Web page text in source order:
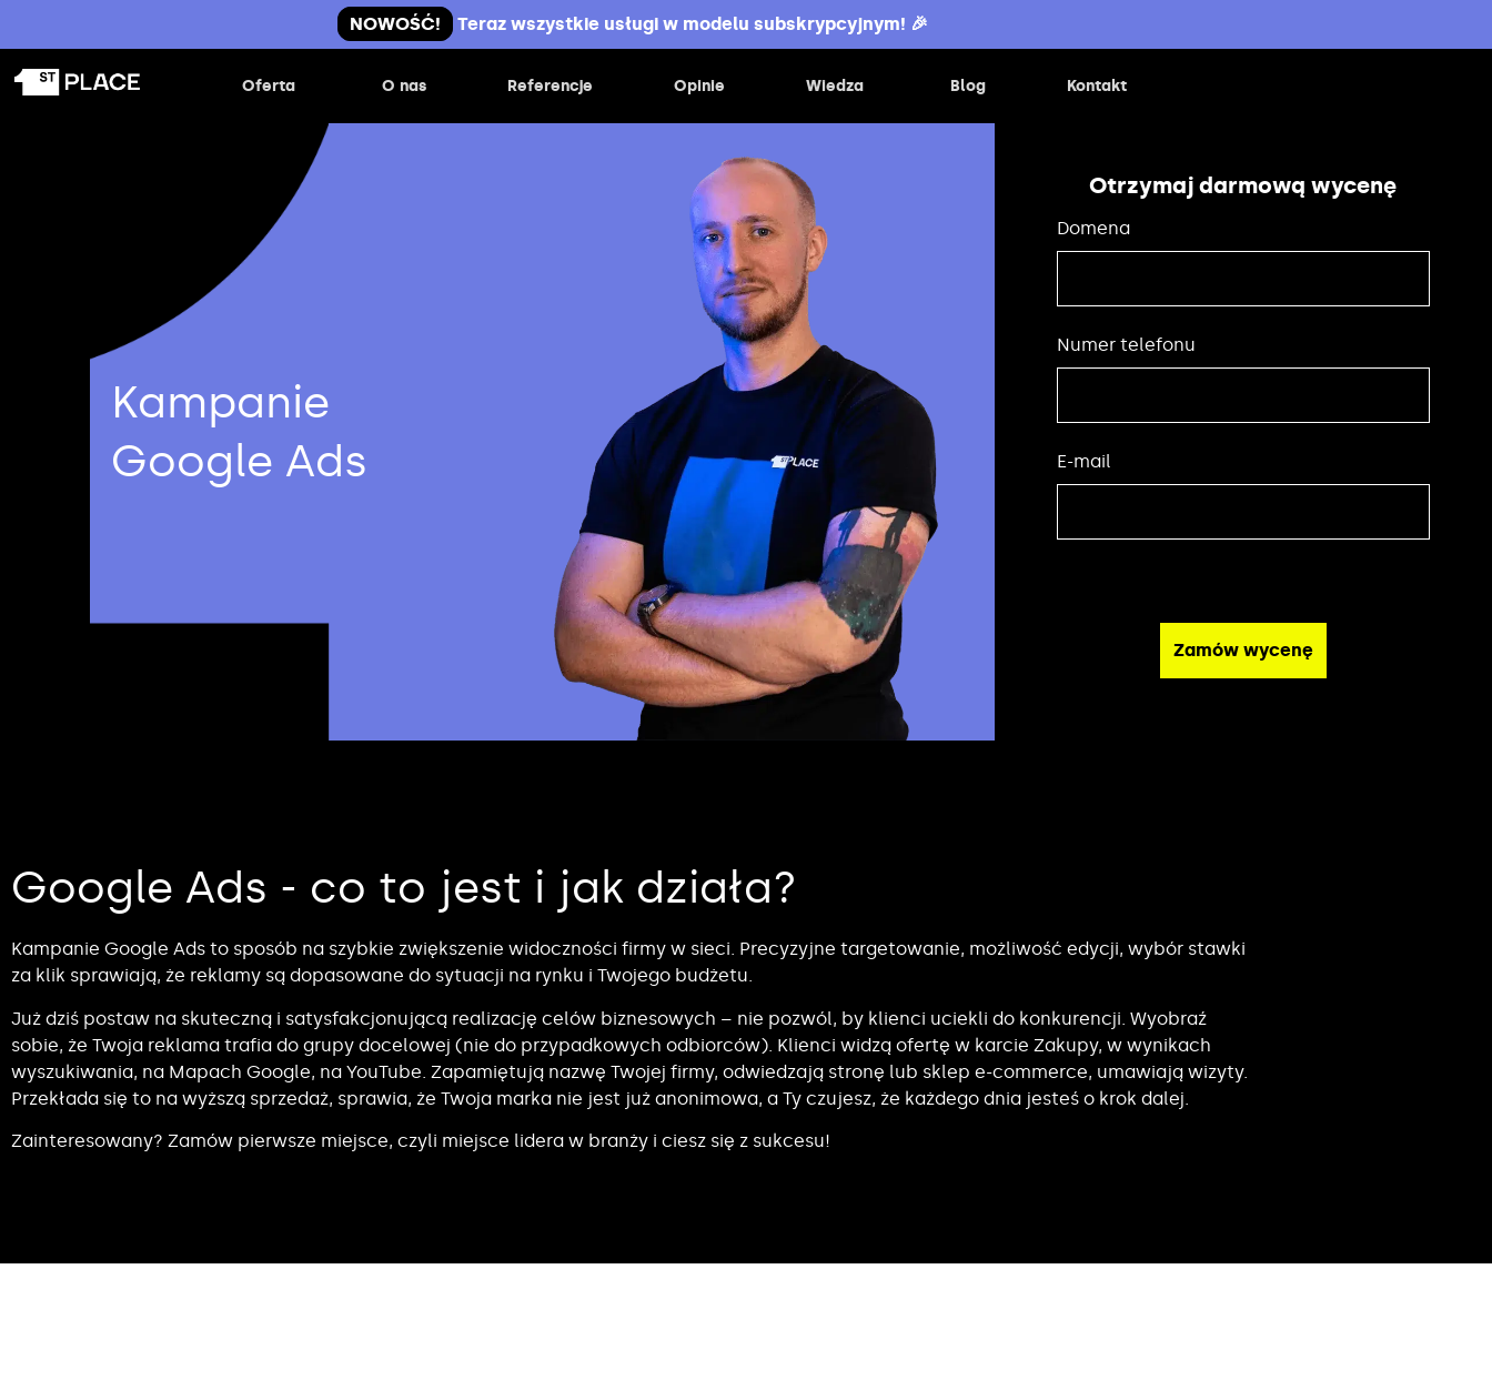
NOWOŚĆ! Teraz wszystkie usługi w modelu subskrypcyjnym! 🎉
Oferta O nas Referencje Opinie Wiedza Blog Kontakt
Kampanie
Google Ads
Otrzymaj darmową wycenę
Domena
Numer telefonu
E-mail
Google Ads - co to jest i jak działa?
Kampanie Google Ads to sposób na szybkie zwiększenie widoczności firmy w sieci. Precyzyjne targetowanie, możliwość edycji, wybór stawki
za klik sprawiają, że reklamy są dopasowane do sytuacji na rynku i Twojego budżetu.
Już dziś postaw na skuteczną i satysfakcjonującą realizację celów biznesowych – nie pozwól, by klienci uciekli do konkurencji. Wyobraź
sobie, że Twoja reklama trafia do grupy docelowej (nie do przypadkowych odbiorców). Klienci widzą ofertę w karcie Zakupy, w wynikach
wyszukiwania, na Mapach Google, na YouTube. Zapamiętują nazwę Twojej firmy, odwiedzają stronę lub sklep e-commerce, umawiają wizyty.
Przekłada się to na wyższą sprzedaż, sprawia, że Twoja marka nie jest już anonimowa, a Ty czujesz, że każdego dnia jesteś o krok dalej.
Zainteresowany? Zamów pierwsze miejsce, czyli miejsce lidera w branży i ciesz się z sukcesu!